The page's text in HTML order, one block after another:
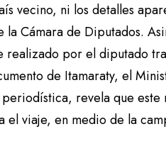
vecino, ni los detalles
la Cámara de Diputados.
realizado por el diputado
de Itamaraty, el
revela que
el viaje, en medio de la